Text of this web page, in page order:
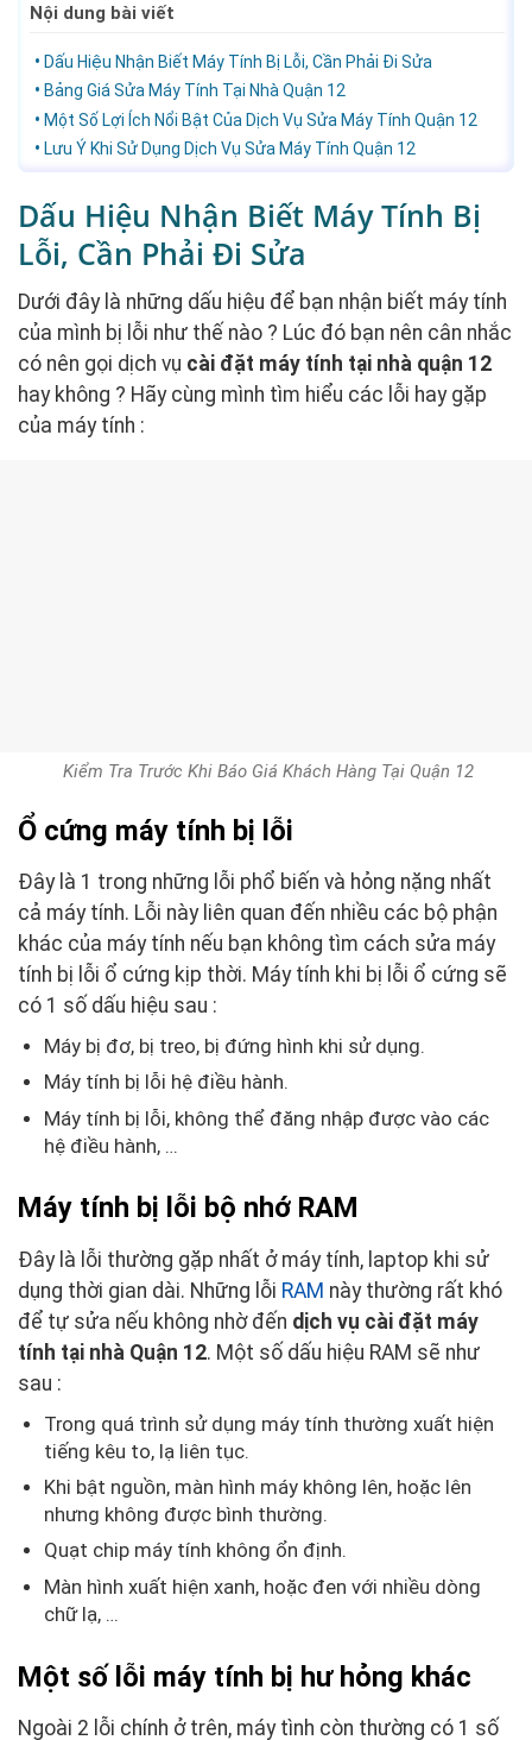
Nội dung bài viết
Dấu Hiệu Nhận Biết Máy Tính Bị Lỗi, Cần Phải Đi Sửa
Bảng Giá Sửa Máy Tính Tại Nhà Quận 12
Một Số Lợi Ích Nổi Bật Của Dịch Vụ Sửa Máy Tính Quận 12
Lưu Ý Khi Sử Dụng Dịch Vụ Sửa Máy Tính Quận 12
Dấu Hiệu Nhận Biết Máy Tính Bị
Lỗi, Cần Phải Đi Sửa
Dưới đây là những dấu hiệu để bạn nhận biết máy tính
của mình bị lỗi như thế nào ? Lúc đó bạn nên cân nhắc
có nên gọi dịch vụ cài đặt máy tính tại nhà quận 12
hay không ? Hãy cùng mình tìm hiểu các lỗi hay gặp
của máy tính :
Kiểm Tra Trước Khi Báo Giá Khách Hàng Tại Quận 12
Ổ cứng máy tính bị lỗi
Đây là 1 trong những lỗi phổ biến và hỏng nặng nhất
cả máy tính. Lỗi này liên quan đến nhiều các bộ phận
khác của máy tính nếu bạn không tìm cách sửa máy
tính bị lỗi ổ cứng kịp thời. Máy tính khi bị lỗi ổ cứng sẽ
có 1 số dấu hiệu sau :
Máy bị đơ, bị treo, bị đứng hình khi sử dụng.
Máy tính bị lỗi hệ điều hành.
Máy tính bị lỗi, không thể đăng nhập được vào các
hệ điều hành, …
Máy tính bị lỗi bộ nhớ RAM
Đây là lỗi thường gặp nhất ở máy tính, laptop khi sử
dụng thời gian dài. Những lỗi RAM này thường rất khó
để tự sửa nếu không nhờ đến dịch vụ cài đặt máy
tính tại nhà Quận 12. Một số dấu hiệu RAM sẽ như
sau :
Trong quá trình sử dụng máy tính thường xuất hiện
tiếng kêu to, lạ liên tục.
Khi bật nguồn, màn hình máy không lên, hoặc lên
nhưng không được bình thường.
Quạt chip máy tính không ổn định.
Màn hình xuất hiện xanh, hoặc đen với nhiều dòng
chữ lạ, …
Một số lỗi máy tính bị hư hỏng khác
Ngoài 2 lỗi chính ở trên, máy tình còn thường có 1 số